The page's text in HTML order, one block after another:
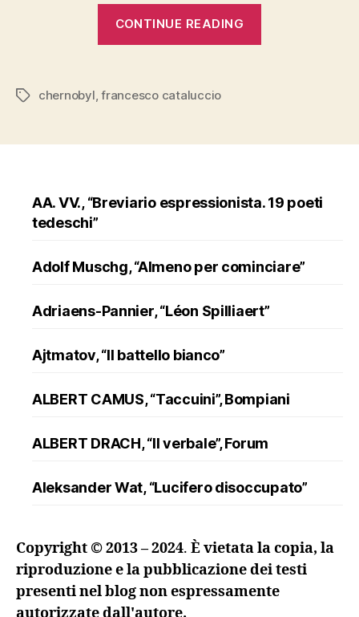
CONTINUE READING
Tagschernobyl,francesco cataluccio
AA. VV., “Breviario espressionista. 19 poeti
tedeschi”
Adolf Muschg, “Almeno per cominciare”
Adriaens-Pannier, “Léon Spilliaert”
Ajtmatov, “Il battello bianco”
ALBERT CAMUS, “Taccuini”, Bompiani
ALBERT DRACH, “Il verbale”, Forum
Aleksander Wat, “Lucifero disoccupato”
ranuncolo”, Oscar Mondadori
Andreev, “Lazzaro e altre novelle”
Copyright © 2013 – 2024. È vietata la copia, la
riproduzione e la pubblicazione dei testi
presenti nel blog non espressamente